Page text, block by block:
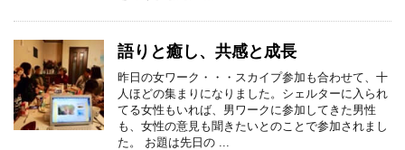
語りと癒し、共感と成長
昨日の女ワーク・・・スカイプ参加も合わせて、十
人ほどの集まりになりました。シェルターに入られ
てる女性もいれば、男ワークに参加してきた男性
も、女性の意見も聞きたいとのことで参加されまし
た。 お題は先日の ...